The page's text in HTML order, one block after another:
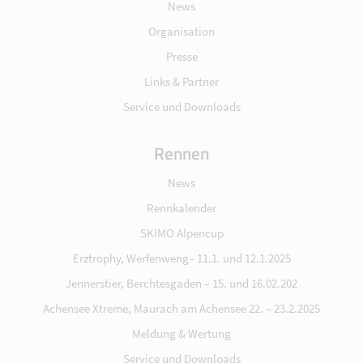
News
Organisation
Presse
Links & Partner
Service und Downloads
Rennen
News
Rennkalender
SKIMO Alpencup
Erztrophy, Werfenweng– 11.1. und 12.1.2025
Jennerstier, Berchtesgaden – 15. und 16.02.202
Achensee Xtreme, Maurach am Achensee 22. – 23.2.2025
Meldung & Wertung
Service und Downloads